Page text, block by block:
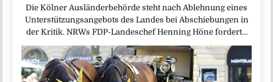
Die Kölner Ausländerbehörde steht nach Ablehnung eines
Unterstützungsangebots des Landes bei Abschiebungen in
der Kritik. NRWs FDP-Landeschef Henning Höne fordert…